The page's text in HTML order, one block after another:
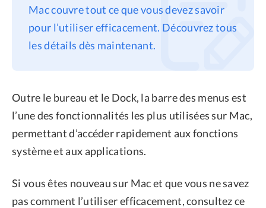
Mac couvre tout ce que vous devez savoir
pour l’utiliser efficacement. Découvrez tous
les détails dès maintenant.
Outre le bureau et le Dock, la barre des menus est
l’une des fonctionnalités les plus utilisées sur Mac,
permettant d’accéder rapidement aux fonctions
système et aux applications.
Si vous êtes nouveau sur Mac et que vous ne savez
pas comment l’utiliser efficacement, consultez ce